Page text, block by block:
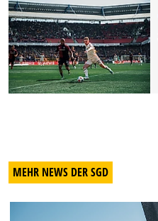
MEHR NEWS DER SGD